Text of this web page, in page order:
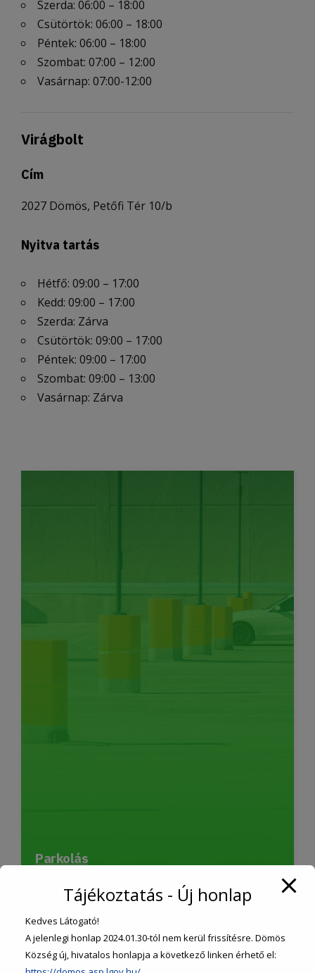
Szerda: 06:00 – 18:00
Csütörtök: 06:00 – 18:00
Péntek: 06:00 – 18:00
Szombat: 07:00 – 12:00
Vasárnap: 07:00-12:00
Virágbolt
Cím
2027 Dömös, Petőfi Tér 10/b
Nyitva tartás
Hétfő: 09:00 – 17:00
Kedd: 09:00 – 17:00
Szerda: Zárva
Csütörtök: 09:00 – 17:00
Péntek: 09:00 – 17:00
Szombat: 09:00 – 13:00
Vasárnap: Zárva
Parkolás
Tájékoztatás - Új honlap
Kedves Látogató!
A jelenlegi honlap 2024.01.30-tól nem kerül frissítésre. Dömös
Község új, hivatalos honlapja a következő linken érhető el: